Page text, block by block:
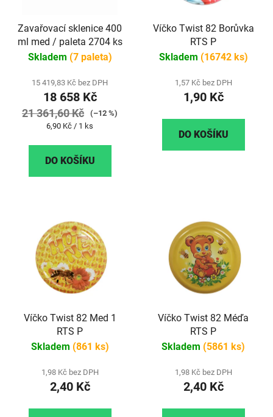
Zavařovací sklenice 400
ml med / paleta 2704 ks
Skladem (7 paleta)
15 419,83 Kč bez DPH
18 658 Kč
21 361,60 Kč
(–12 %)
Měrná
6,90 Kč / 1 ks
DO KOŠÍKU
Víčko Twist 82 Borůvka
RTS P
Skladem (16742 ks)
1,57 Kč bez DPH
1,90 Kč
DO KOŠÍKU
Víčko Twist 82 Med 1
RTS P
Skladem (861 ks)
1,98 Kč bez DPH
2,40 Kč
Víčko Twist 82 Méďa
RTS P
Skladem (5861 ks)
1,98 Kč bez DPH
2,40 Kč